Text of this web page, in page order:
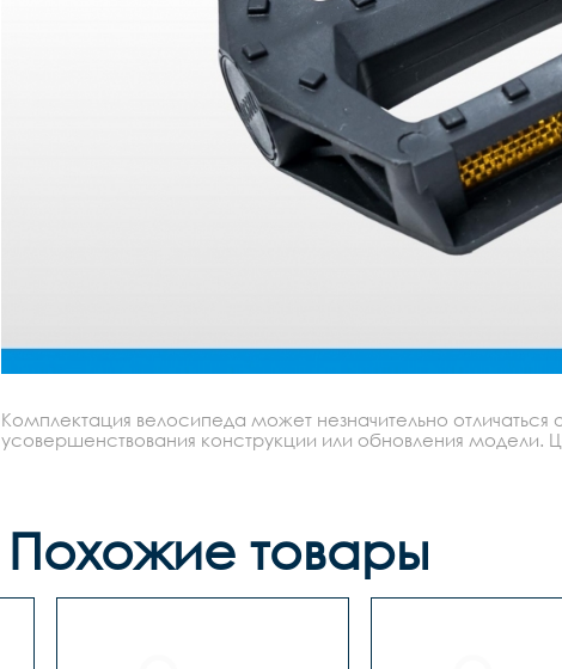
Комплектация велосипеда может незначительно отличаться
усовершенствования конструкции или обновления модели.
Похожие товары